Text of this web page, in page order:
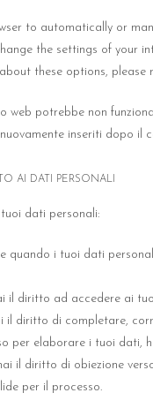
to automatically or
the settings of your
these options,
web potrebbe non
inseriti dopo il
AI DATI PERSONALI
dati personali:
quando i tuoi dati
il diritto ad accedere ai
il diritto di completare,
per elaborare i tuoi dati,
il diritto di obiezione
per il processo.